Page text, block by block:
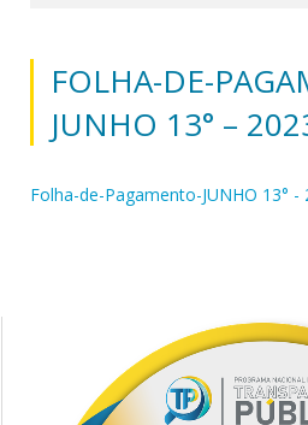
FOLHA-DE-
JUNHO 13° –
Folha-de-Pagamento-JUNHO 13° -